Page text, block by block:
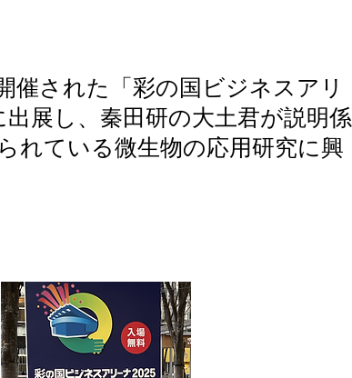
催された「彩の国ビジネスアリ
展し、秦田研の大土君が説明係
れている微生物の応用研究に興